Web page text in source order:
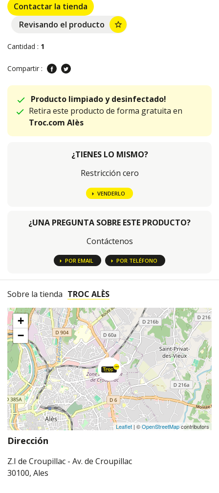
Contactar la tienda
Revisando el producto
star_border
Cantidad : 1
Compartir :
Producto limpiado y desinfectado!
Retira este producto de forma gratuita en
Troc.com Alès
¿TIENES LO MISMO?
Restricción cero
VENDERLO
¿UNA PREGUNTA SOBRE ESTE PRODUCTO?
Contáctenos
POR EMAIL POR TELÉFONO
Sobre la tienda TROC ALÈS
+
−
Leaflet | ©OpenStreetMapcontributors
Dirección
Z.I de Croupillac - Av. de Croupillac
30100, Ales